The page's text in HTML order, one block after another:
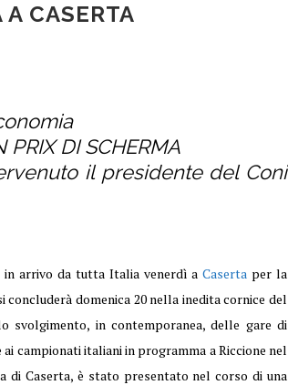
CASERTA
PRIX DI SCHERMA
il presidente del Coni
in arrivo da tutta Italia venerdì aCaserta per la
concluderà domenica 20 nella inedita cornice del
svolgimento, in contemporanea, delle gare di
campionati italiani in programma a Riccione nel
di Caserta, è stato presentato nel corso di una